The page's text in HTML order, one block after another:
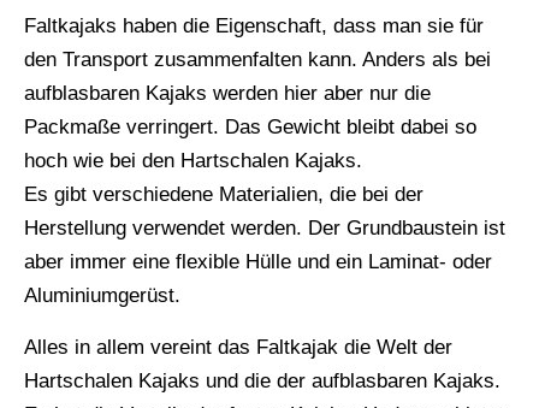
Faltkajaks haben die Eigenschaft, dass man sie für
den Transport zusammenfalten kann. Anders als bei
aufblasbaren Kajaks werden hier aber nur die
Packmaße verringert. Das Gewicht bleibt dabei so
hoch wie bei den Hartschalen Kajaks.
Es gibt verschiedene Materialien, die bei der
Herstellung verwendet werden. Der Grundbaustein ist
aber immer eine flexible Hülle und ein Laminat- oder
Aluminiumgerüst.
Alles in allem vereint das Faltkajak die Welt der
Hartschalen Kajaks und die der aufblasbaren Kajaks.